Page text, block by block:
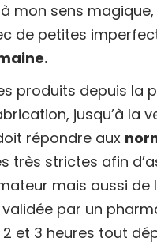
mon sens magique,
de petites
produits depuis la
jusqu’à la
répondre aux
très strictes afin
mais aussi de
par un
et 3 heures tout